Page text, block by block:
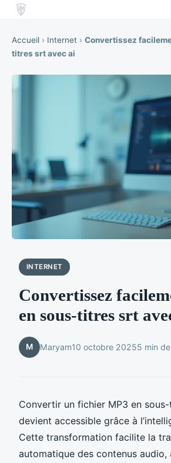
Accueil › Internet › Convertissez
titres srt avec ai
INTERNET
Convertissez
en sous-titres srt
M Maryam10 octobre 20255 min
Convertir un fichier MP3 en
devient accessible grâce à
Cette transformation facilite la
automatique des contenus audio,